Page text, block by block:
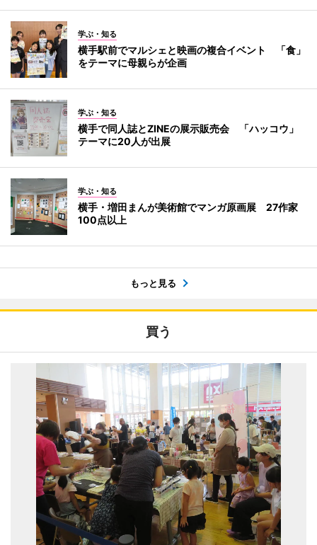
学ぶ・知る
横手駅前でマルシェと映画の複合イベント 「食」
をテーマに母親らが企画
学ぶ・知る
横手で同人誌とZINEの展示販売会 「ハッコウ」
テーマに20人が出展
学ぶ・知る
横手・増田まんが美術館でマンガ原画展 27作家
100点以上
もっと見る
買う